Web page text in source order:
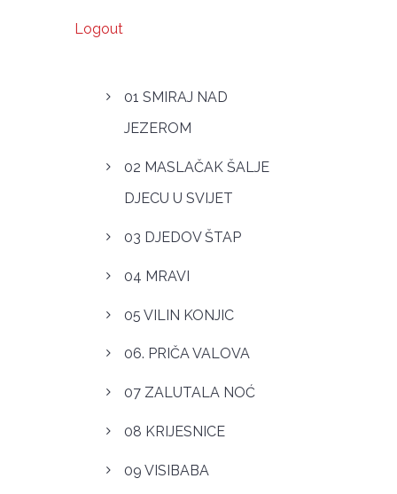
Logout
01 SMIRAJ NAD
JEZEROM
02 MASLAČAK ŠALJE
DJECU U SVIJET
03 DJEDOV ŠTAP
04 MRAVI
05 VILIN KONJIC
06. PRIČA VALOVA
07 ZALUTALA NOĆ
08 KRIJESNICE
09 VISIBABA